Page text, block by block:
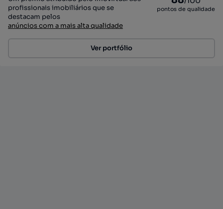
profissionais imobiliários que se
destacam pelos
anúncios com a mais alta qualidade
pontos de qualidade
Ver portfólio